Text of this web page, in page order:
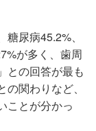
尿病45.2%、
が多く、歯周
との回答が最も
関わりなど、
ことが分かっ